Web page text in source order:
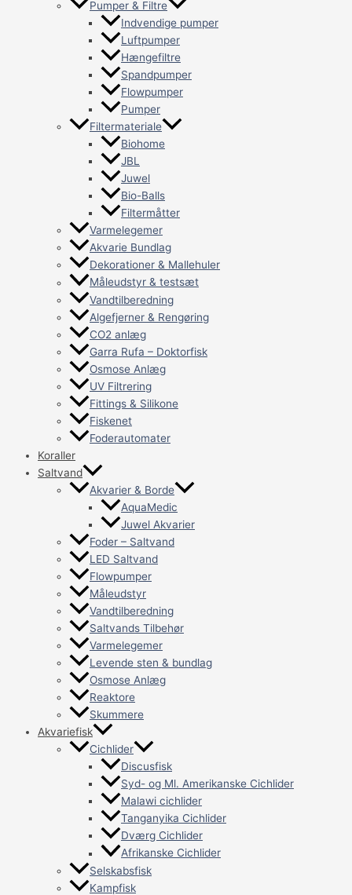
Pumper & Filtre
Indvendige pumper
Luftpumper
Hængefiltre
Spandpumper
Flowpumper
Pumper
Filtermateriale
Biohome
JBL
Juwel
Bio-Balls
Filtermåtter
Varmelegemer
Akvarie Bundlag
Dekorationer & Mallehuler
Måleudstyr & testsæt
Vandtilberedning
Algefjerner & Rengøring
CO2 anlæg
Garra Rufa – Doktorfisk
Osmose Anlæg
UV Filtrering
Fittings & Silikone
Fiskenet
Foderautomater
Koraller
Saltvand
Akvarier & Borde
AquaMedic
Juwel Akvarier
Foder – Saltvand
LED Saltvand
Flowpumper
Måleudstyr
Vandtilberedning
Saltvands Tilbehør
Varmelegemer
Levende sten & bundlag
Osmose Anlæg
Reaktore
Skummere
Akvariefisk
Cichlider
Discusfisk
Syd- og Ml. Amerikanske Cichlider
Malawi cichlider
Tanganyika Cichlider
Dværg Cichlider
Afrikanske Cichlider
Selskabsfisk
Kampfisk